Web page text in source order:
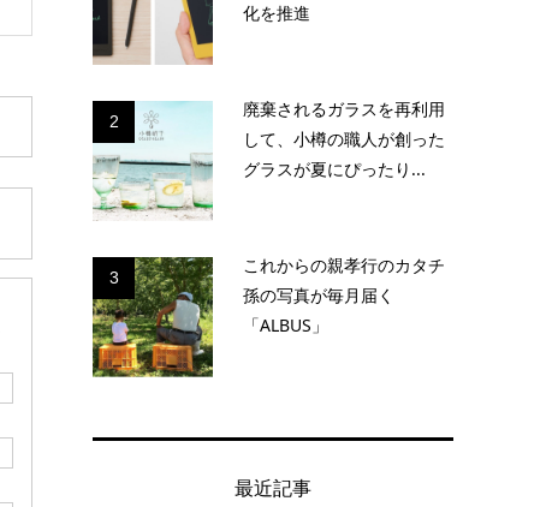
化を推進
2
廃棄されるガラスを再利用
して、小樽の職人が創った
グラスが夏にぴったり...
3
これからの親孝行のカタチ
孫の写真が毎月届く
「ALBUS」
最近記事